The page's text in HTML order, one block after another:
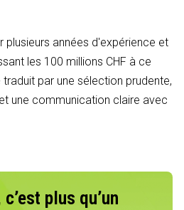
plusieurs années d'expérience et
les 100 millions CHF à ce
par une sélection prudente,
une communication claire avec
plus qu’un